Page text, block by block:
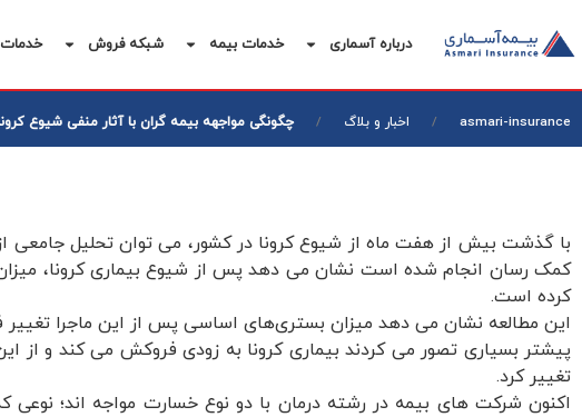
درباره آسماری خدمات بیمه شبکه فروش خدمات
asmari-insurance اخبار و بلاگ چگونگی مواجهه بیمه گران با آثار منفی شیوع
با گذشت بیش از هفت ماه از شیوع کرونا در کشور، می توان تحلیل جامعی
کمک رسان انجام شده است نشان می دهد پس از شیوع بیماری کرونا، میزان
کرده است.
این مطالعه نشان می دهد میزان بستری‌های اساسی پس از این ماجرا
پیشتر بسیاری تصور می کردند بیماری کرونا به زودی فروکش می کند و از
تغییر کرد.
اکنون شرکت های بیمه در رشته درمان با دو نوع خسارت مواجه اند؛